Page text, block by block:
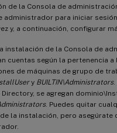
de la Consola de
administrador para iniciar
y, a continuación, configurar
instalación de la Consola de
cuentas según la pertenencia a
de máquinas de grupo de
y BUILTIN\Administrators.
Directory, se agregan
. Puedes quitar
la instalación, pero asegúrate